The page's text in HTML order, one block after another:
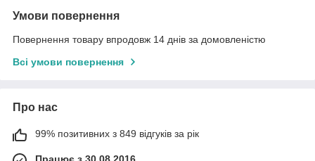
Умови повернення
Повернення товару впродовж 14 днів за домовленістю
Всі умови повернення
Про нас
99% позитивних з 849 відгуків за рік